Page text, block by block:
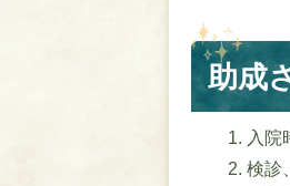
助成
入院
検診